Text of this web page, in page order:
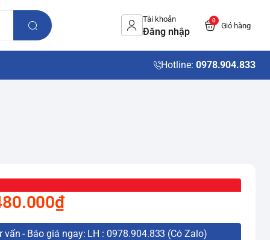
Tài khoản
Đăng nhập
0
Giỏ hàng
Hotline: 0978.904.833
vấn - Báo giá ngay: LH : 0978.904.833 (Có Zalo)